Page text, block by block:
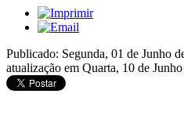
Publicado: Segunda, 01 de Junho
atualização em Quarta, 10 de